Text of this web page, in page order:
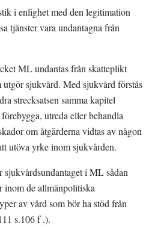
i enlighet med den legitimation
tjänster vara undantagna från
ML undantas från skatteplikt
utgör sjukvård. Med sjukvård förstås
strecksatsen samma kapitel
utreda eller behandla
om åtgärderna vidtas av någon
utöva yrke inom sjukvården.
i ML sådan
inom de allmänpolitiska
av vård som bör ha stöd från
s.106 f .).